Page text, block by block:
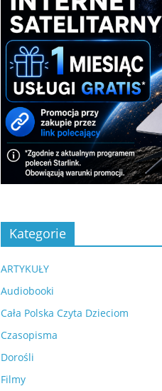
Kategorie
ARTYKUŁY
Audiobooki
Cała Polska Czyta Dzieciom
Czasopisma
Dorośli
Filmy